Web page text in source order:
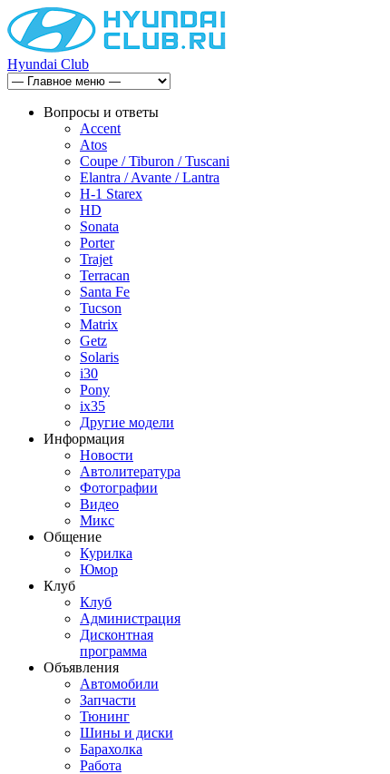
Hyundai Club
Вопросы и ответы
Accent
Atos
Coupe / Tiburon / Tuscani
Elantra / Avante / Lantra
H-1 Starex
HD
Sonata
Porter
Trajet
Terracan
Santa Fe
Tucson
Matrix
Getz
Solaris
i30
Pony
ix35
Другие модели
Информация
Новости
Автолитература
Фотографии
Видео
Микс
Общение
Курилка
Юмор
Клуб
Клуб
Администрация
Дисконтная
программа
Объявления
Автомобили
Запчасти
Тюнинг
Шины и диски
Барахолка
Работа